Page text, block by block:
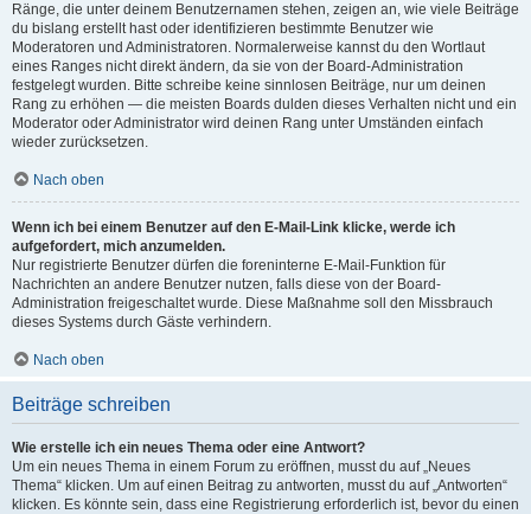
Ränge, die unter deinem Benutzernamen stehen, zeigen an, wie viele Beiträge
du bislang erstellt hast oder identifizieren bestimmte Benutzer wie
Moderatoren und Administratoren. Normalerweise kannst du den Wortlaut
eines Ranges nicht direkt ändern, da sie von der Board-Administration
festgelegt wurden. Bitte schreibe keine sinnlosen Beiträge, nur um deinen
Rang zu erhöhen — die meisten Boards dulden dieses Verhalten nicht und ein
Moderator oder Administrator wird deinen Rang unter Umständen einfach
wieder zurücksetzen.
Nach oben
Wenn ich bei einem Benutzer auf den E-Mail-Link klicke, werde ich
aufgefordert, mich anzumelden.
Nur registrierte Benutzer dürfen die foreninterne E-Mail-Funktion für
Nachrichten an andere Benutzer nutzen, falls diese von der Board-
Administration freigeschaltet wurde. Diese Maßnahme soll den Missbrauch
dieses Systems durch Gäste verhindern.
Nach oben
Beiträge schreiben
Wie erstelle ich ein neues Thema oder eine Antwort?
Um ein neues Thema in einem Forum zu eröffnen, musst du auf „Neues
Thema“ klicken. Um auf einen Beitrag zu antworten, musst du auf „Antworten“
klicken. Es könnte sein, dass eine Registrierung erforderlich ist, bevor du einen